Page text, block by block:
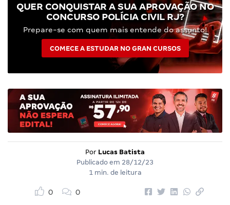
QUER CONQUISTAR A SUA APROVAÇÃO NO
CONCURSO POLÍCIA CIVIL RJ?
Prepare-se com quem mais entende do assunto!
COMECE A ESTUDAR NO GRAN CURSOS
Por Lucas Batista
Publicado em 28/12/23
1 min. de leitura
0 0